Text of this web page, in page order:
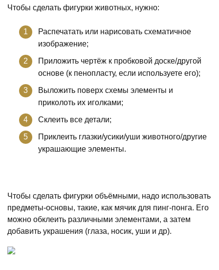
Чтобы сделать фигурки животных, нужно:
Распечатать или нарисовать схематичное
изображение;
Приложить чертёж к пробковой доске/другой
основе (к пенопласту, если используете его);
Выложить поверх схемы элементы и
приколоть их иголками;
Склеить все детали;
Приклеить глазки/усики/уши животного/другие
украшающие элементы.
Чтобы сделать фигурки объёмными, надо использовать
предметы-основы, такие, как мячик для пинг-понга. Его
можно обклеить различными элементами, а затем
добавить украшения (глаза, носик, уши и др).